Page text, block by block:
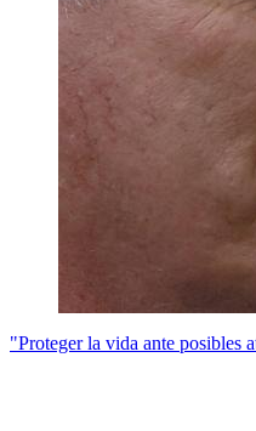
"Proteger la vida ante posibles